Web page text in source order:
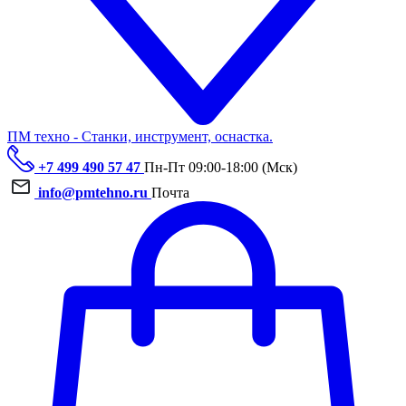
ПМ техно - Станки, инструмент, оснастка.
+7 499 490 57 47 Пн-Пт 09:00-18:00 (Мск)
info@pmtehno.ru Почта